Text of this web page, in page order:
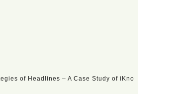
of Headlines – A Case Study of iKno